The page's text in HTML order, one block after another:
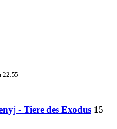
22:55
- Tiere des Exodus 15